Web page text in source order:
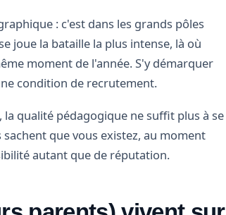
: c'est dans les grands pôles
joue la bataille la plus intense, là où
moment de l'année. S'y démarquer
condition de recrutement.
la qualité pédagogique ne suffit plus à se
que vous existez, au moment
autant que de réputation.